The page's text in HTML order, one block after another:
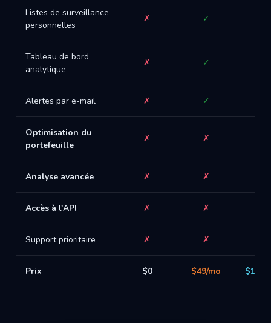
Listes de surveillance
personnelles
✗ ✓
Tableau de bord
analytique
✗ ✓
Alertes par e-mail ✗ ✓
Optimisation du
portefeuille
✗ ✗
Analyse avancée ✗ ✗
Accès à l'API ✗ ✗
Support prioritaire ✗ ✗
Prix $0 $49/mo $199/